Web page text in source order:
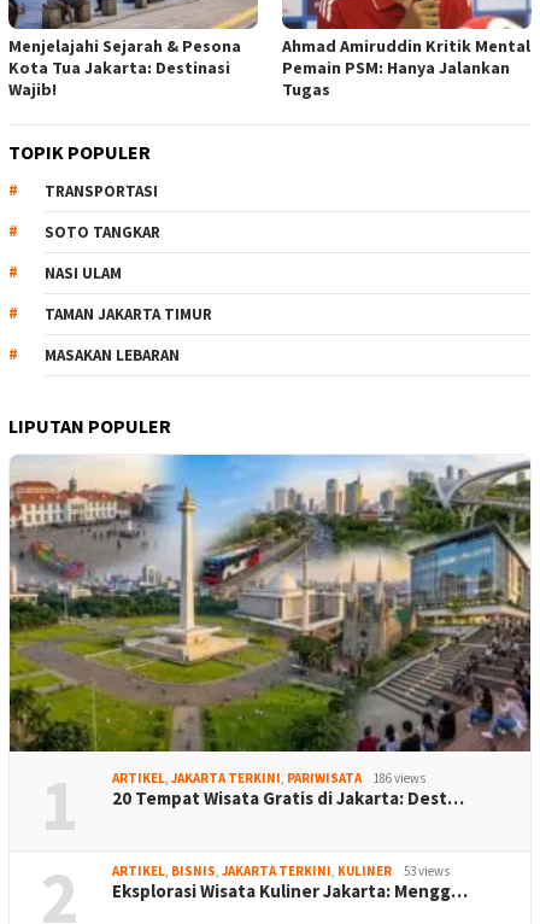
Menjelajahi Sejarah & Pesona
Kota Tua Jakarta: Destinasi
Wajib!
Ahmad Amiruddin Kritik Mental
Pemain PSM: Hanya Jalankan
Tugas
TOPIK POPULER
TRANSPORTASI
SOTO TANGKAR
NASI ULAM
TAMAN JAKARTA TIMUR
MASAKAN LEBARAN
LIPUTAN POPULER
1 ARTIKEL, JAKARTA TERKINI, PARIWISATA 186 views
20 Tempat Wisata Gratis di Jakarta: Dest…
2 ARTIKEL, BISNIS, JAKARTA TERKINI, KULINER 53 views
Eksplorasi Wisata Kuliner Jakarta: Mengg…